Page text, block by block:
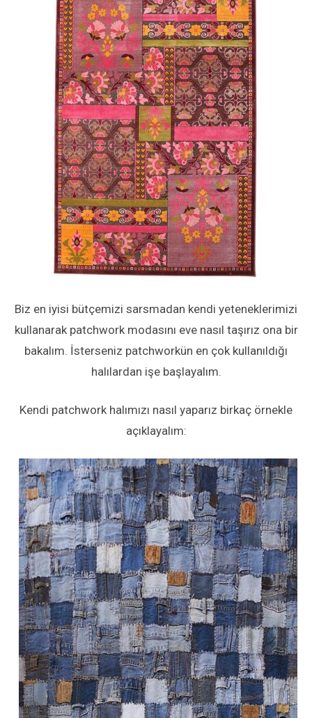
Biz en iyisi bütçemizi sarsmadan kendi yeteneklerimizi
kullanarak patchwork modasını eve nasıl taşırız ona bir
bakalım. İsterseniz patchworkün en çok kullanıldığı
halılardan işe başlayalım.
Kendi patchwork halımızı nasıl yaparız birkaç örnekle
açıklayalım: